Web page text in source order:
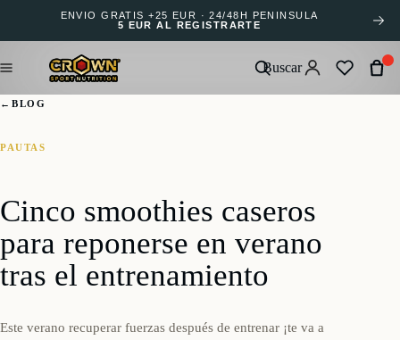
ENVÍO GRATIS +25 EUR · 24/48H PENÍNSULA
5 EUR AL REGISTRARTE
Buscar
← BLOG
PAUTAS
Cinco smoothies caseros
para reponerse en verano
tras el entrenamiento
Este verano recuperar fuerzas después de entrenar ¡te va a